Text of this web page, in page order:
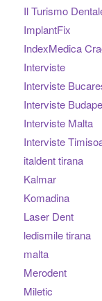
Il Turismo
ImplantFix
IndexMedica
Interviste
Interviste
Interviste
Interviste Malta
Interviste
italdent tirana
Kalmar
Komadina
Laser Dent
ledismile tirana
malta
Merodent
Miletic